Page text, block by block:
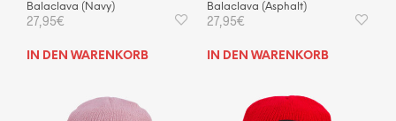
Balaclava (Navy)
27,95€
IN DEN WARENKORB
Balaclava (Asphalt)
27,95€
IN DEN WARENKORB